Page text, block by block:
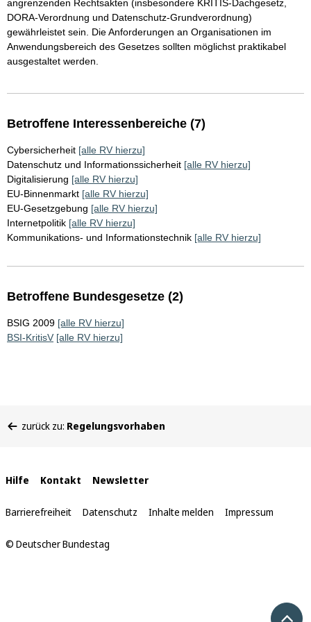
angrenzenden Rechtsakten (insbesondere KRITIS-Dachgesetz,
DORA-Verordnung und Datenschutz-Grundverordnung)
gewährleistet sein. Die Anforderungen an Organisationen im
Anwendungsbereich des Gesetzes sollten möglichst praktikabel
ausgestaltet werden.
Betroffene Interessenbereiche (7)
Cybersicherheit [alle RV hierzu]
Datenschutz und Informationssicherheit [alle RV hierzu]
Digitalisierung [alle RV hierzu]
EU-Binnenmarkt [alle RV hierzu]
EU-Gesetzgebung [alle RV hierzu]
Internetpolitik [alle RV hierzu]
Kommunikations- und Informationstechnik [alle RV hierzu]
Betroffene Bundesgesetze (2)
BSIG 2009 [alle RV hierzu]
BSI-KritisV [alle RV hierzu]
befinden
zurück zu: Regelungsvorhaben
Interne
Links
Hilfe Kontakt Newsletter
Barrierefreiheit Datenschutz Inhalte melden Impressum
© Deutscher Bundestag